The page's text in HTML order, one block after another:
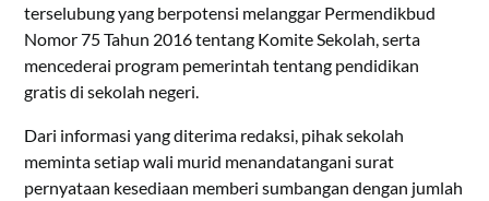
terselubung yang berpotensi melanggar Permendikbud
Nomor 75 Tahun 2016 tentang Komite Sekolah, serta
mencederai program pemerintah tentang pendidikan
gratis di sekolah negeri.
Dari informasi yang diterima redaksi, pihak sekolah
meminta setiap wali murid menandatangani surat
pernyataan kesediaan memberi sumbangan dengan jumlah